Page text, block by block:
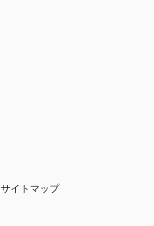
サイトマップ